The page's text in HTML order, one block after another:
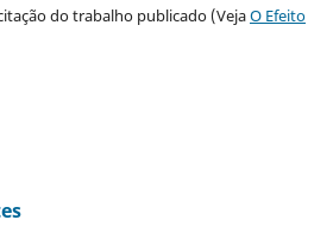
do trabalho publicado (VejaO Efeito